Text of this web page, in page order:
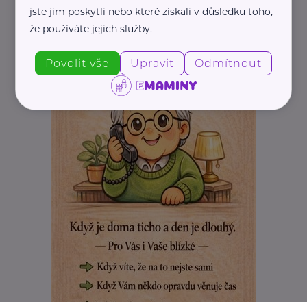
jste jim poskytli nebo které získali v důsledku toho,
že používáte jejich služby.
Povolit vše Upravit Odmítnout